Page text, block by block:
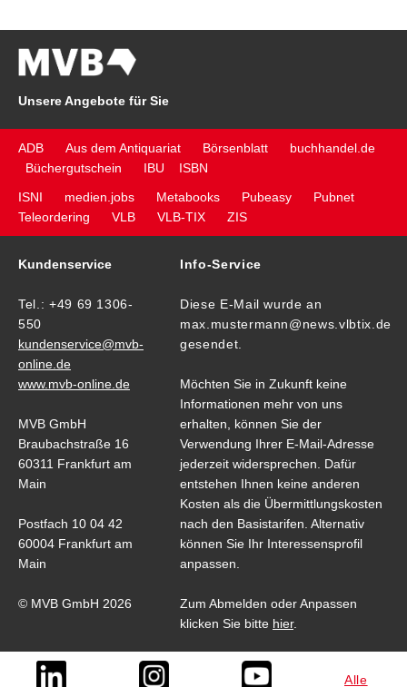
Unsere Angebote für Sie
ADB Aus dem Antiquariat Börsenblatt
buchhandel.de
Büchergutschein
IBU
ISBN
ISNI
medien.jobs Metabooks Pubeasy
Pubnet
Teleordering
VLB VLB-TIX ZIS
Kundenservice
Tel.: +49 69 1306-
550
kundenservice@mvb-
online.de
www.mvb-online.de
MVB GmbH
Braubachstraße 16
60311 Frankfurt am
Main
Postfach 10 04 42
60004 Frankfurt am
Main
© MVB GmbH 2026
Info-Service
Diese E-Mail wurde an
max.mustermann@news.vlbtix.de
gesendet.
Möchten Sie in Zukunft keine
Informationen mehr von uns
erhalten, können Sie der
Verwendung Ihrer E-Mail-Adresse
jederzeit widersprechen. Dafür
entstehen Ihnen keine anderen
Kosten als die Übermittlungskosten
nach den Basistarifen. Alternativ
können Sie Ihr Interessensprofil
anpassen.
Zum Abmelden oder Anpassen
klicken Sie bitte hier.
Alle